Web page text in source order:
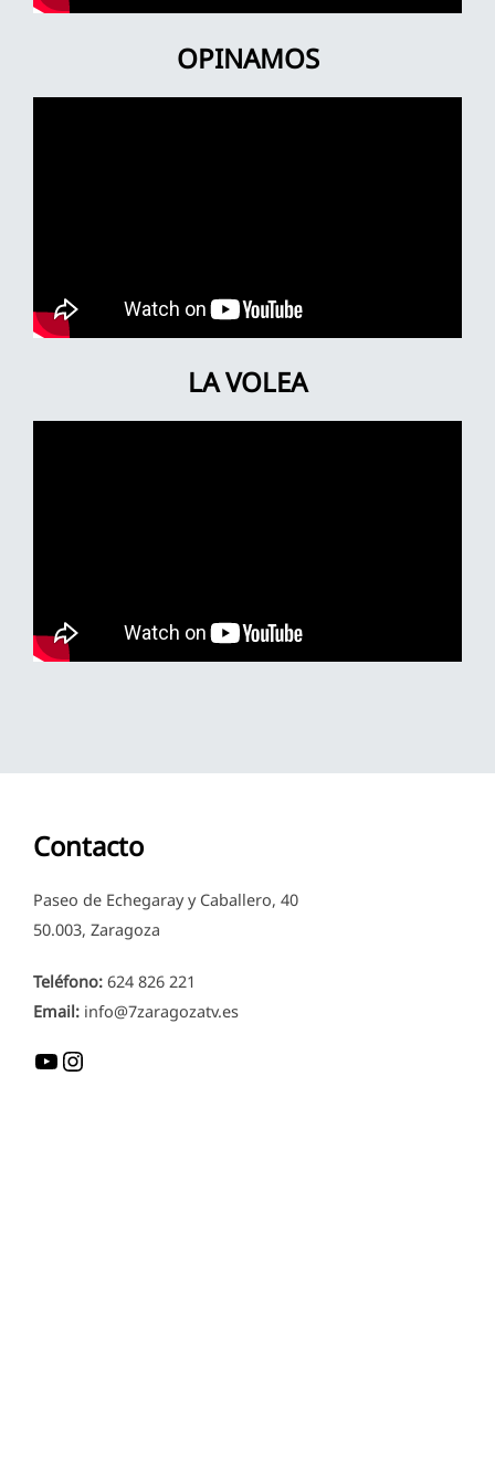
OPINAMOS
LA VOLEA
Contacto
Paseo de Echegaray y Caballero, 40
50.003, Zaragoza
Teléfono: 624 826 221
Email: info@7zaragozatv.es
YouTube Instagram